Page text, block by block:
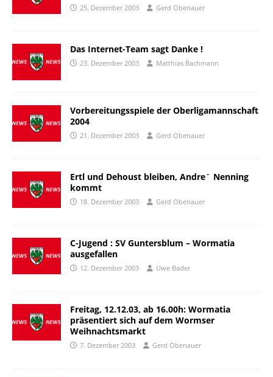
25. Dezember 2003 Gerd Obenauer
Das Internet-Team sagt Danke !
23. Dezember 2003 Matthias Bachmann
Vorbereitungsspiele der Oberligamannschaft
2004
21. Dezember 2003 Gerd Obenauer
Ertl und Dehoust bleiben, Andre´ Nenning
kommt
18. Dezember 2003 Gerd Obenauer
C-Jugend : SV Guntersblum – Wormatia
ausgefallen
12. Dezember 2003 Uwe Bader
Freitag, 12.12.03, ab 16.00h: Wormatia
präsentiert sich auf dem Wormser
Weihnachtsmarkt
7. Dezember 2003 Gerd Obenauer